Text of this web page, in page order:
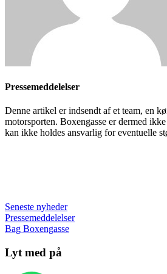
Pressemeddelelser
Denne artikel er indsendt af et team, en
motorsporten. Boxengasse er dermed
kan ikke holdes ansvarlig for eventuelle
Seneste nyheder
Pressemeddelelser
Bag Boxengasse
Lyt med på